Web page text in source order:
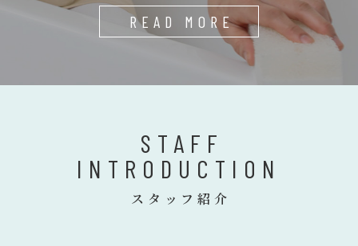
READ MORE
STAFF
INTRODUCTION
スタッフ紹介